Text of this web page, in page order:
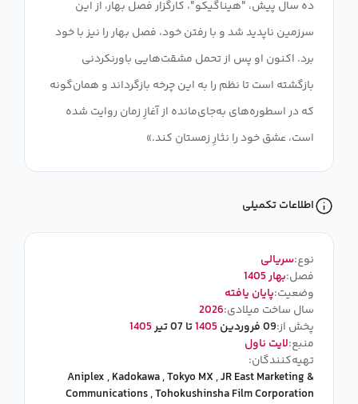
ده سال پیش، "هیناگیکو"، کارگزار فصل بهار، از این
سرزمین ناپدید شد و با رفتن خود، فصل بهار را نیز با خود
برد. اکنون او پس از تحمل مشقت‌هایی باورنکردنی
بازگشته است تا نظم را به این چرخه بازگرداند و همان‌گونه
که در اسطوره‌های به‌جای‌مانده از آغازِ زمان روایت شده
است، عشق خود را نثارِ زمستان کند.»
اطلاعات تکمیلی
نوع:سریالی
فصل:بهار 1405
وضعیت:پایان یافته
سال ساخت میلادی:2026
پخش از:09 فروردین 1405تا 07 تیر
1405
منبع:لایت ناول
تهیه‌کنندگان:
Aniplex,Kadokawa,Tokyo MX,JR East Marketing &
Communications,Tohokushinsha Film Corporation